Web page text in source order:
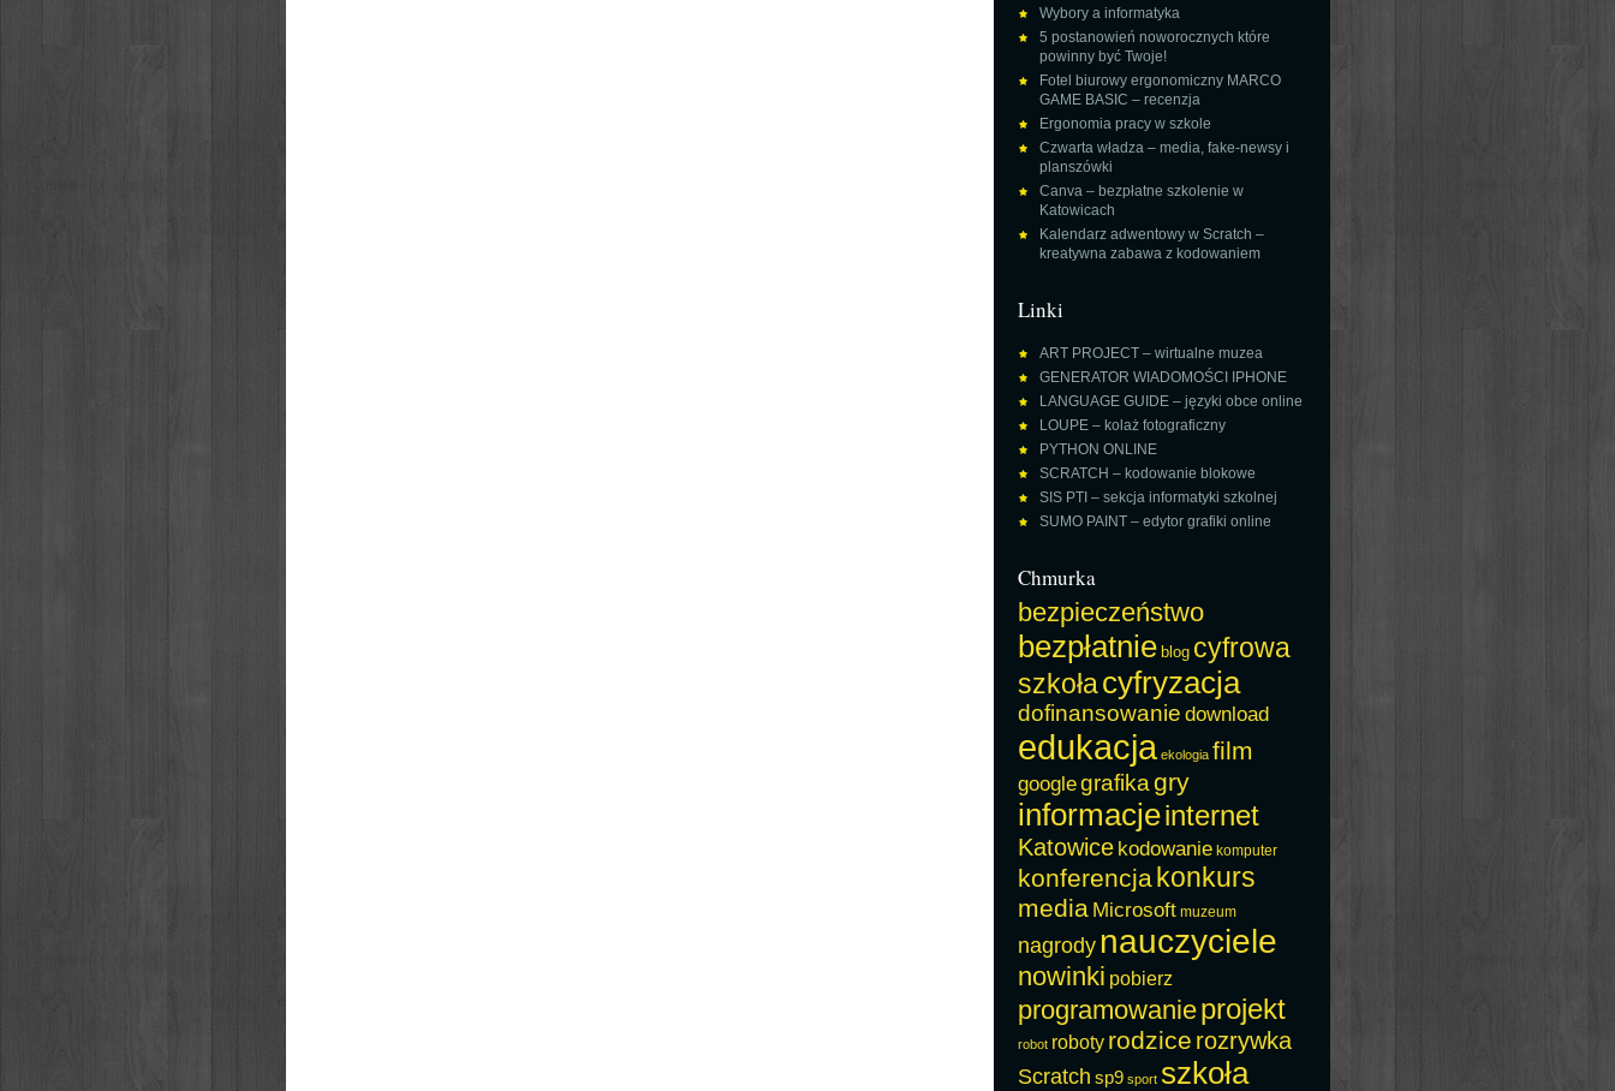
Wybory a informatyka
5 postanowień noworocznych które
powinny być Twoje!
Fotel biurowy ergonomiczny MARCO
GAME BASIC – recenzja
Ergonomia pracy w szkole
Czwarta władza – media, fake-newsy i
planszówki
Canva – bezpłatne szkolenie w
Katowicach
Kalendarz adwentowy w Scratch –
kreatywna zabawa z kodowaniem
Linki
ART PROJECT – wirtualne muzea
GENERATOR WIADOMOŚCI IPHONE
LANGUAGE GUIDE – języki obce online
LOUPE – kolaż fotograficzny
PYTHON ONLINE
SCRATCH – kodowanie blokowe
SIS PTI – sekcja informatyki szkolnej
SUMO PAINT – edytor grafiki online
Chmurka
bezpieczeństwo
bezpłatnie blog cyfrowa
szkołacyfryzacja
dofinansowanie download
edukacja ekologia film
googlegrafikagry
informacjeinternet
Katowice kodowanie komputer
konferencjakonkurs
media Microsoft muzeum
nagrody nauczyciele
nowinki pobierz
programowanieprojekt
robot roboty rodzice rozrywka
Scratch sp9 sport szkoła